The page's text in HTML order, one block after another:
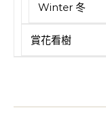
Winter 冬
賞花看樹